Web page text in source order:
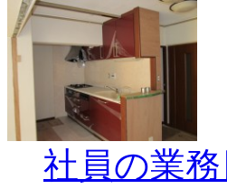
社員の業